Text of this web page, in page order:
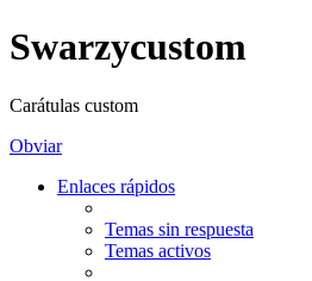
Swarzycustom
Carátulas custom
Obviar
Enlaces rápidos
Temas sin respuesta
Temas activos